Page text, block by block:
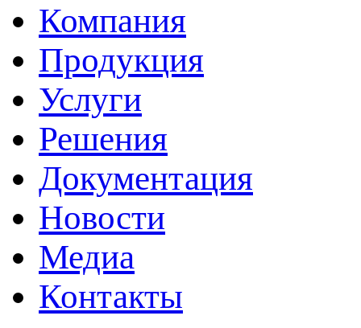
Компания
Продукция
Услуги
Решения
Документация
Новости
Медиа
Контакты